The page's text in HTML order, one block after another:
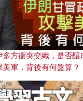
方衝突交織，是否釀
軍，背後有何盤算？